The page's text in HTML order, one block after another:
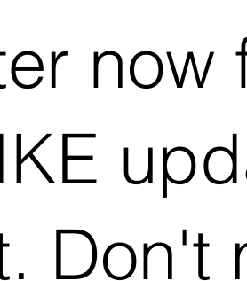
now
Don't